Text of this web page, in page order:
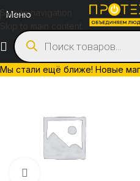
Skip to navigation
Мы стали ещё ближе! Новые
Меню